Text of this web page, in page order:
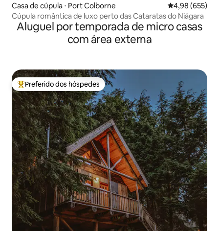
Casa de cúpula ⋅ Port Colborne 4,98 de uma
4,98 (655)
Cúpula romântica de luxo perto das Cataratas do Niágara
Aluguel por temporada de micro casas
com área externa
Entre os melhores preferidos dos hóspedes
Preferido dos hóspedes